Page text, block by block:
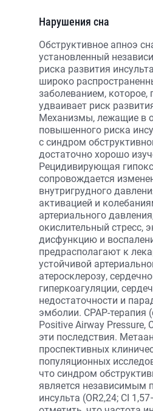
Нарушения сна
Обструктивное апноэ
установленный
риска развития
широко
заболеванием, которое,
удваивает риск
Механизмы, лежащие в
повышенного риска
с синдром
достаточно хорошо
Рецидивирующая
сопровождается
внутригрудного
активацией и
артериального
окислительный стресс,
дисфункцию и
предрасполагают к
устойчивой
атеросклерозу,
гиперкоагуляции,
недостаточности и
эмболии. CPAP-терапия
Positive Airway Pressure,
эти последствия.
проспективных
популяционных
что синдром
является независимым
инсульта (OR2,24; CI